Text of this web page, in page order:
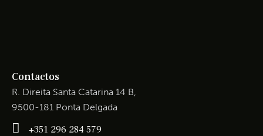
Contactos
R. Direita Santa Catarina 14 B,
9500-181 Ponta Delgada
+351 296 284 579